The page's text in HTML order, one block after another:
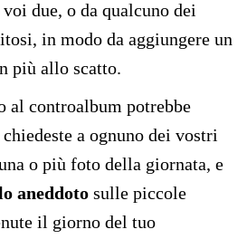
due, o da qualcuno dei
in modo da aggiungere un
più allo scatto.
al controalbum potrebbe
chiedeste a ognuno dei vostri
o più foto della giornata, e
aneddoto sulle piccole
il giorno del tuo